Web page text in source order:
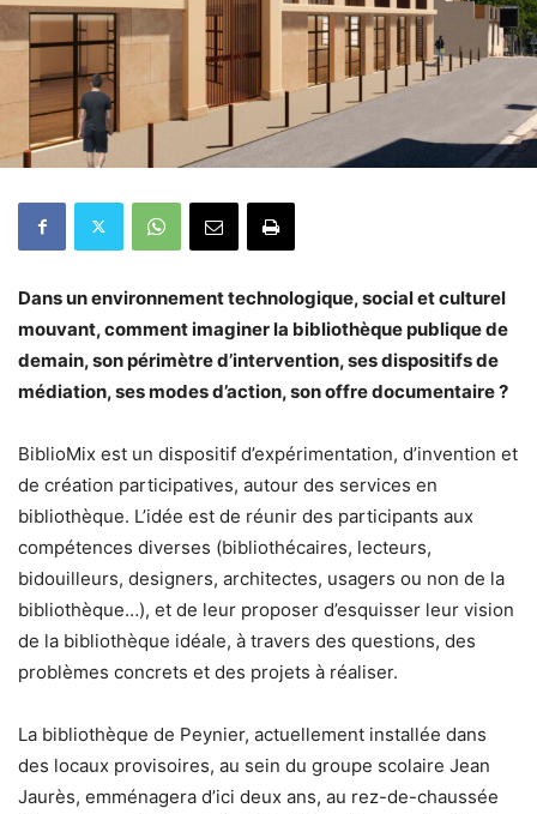
Dans un environnement technologique, social et culturel
mouvant, comment imaginer la bibliothèque publique de
demain, son périmètre d’intervention, ses dispositifs de
médiation, ses modes d’action, son offre documentaire ?
BiblioMix est un dispositif d’expérimentation, d’invention et
de création participatives, autour des services en
bibliothèque. L’idée est de réunir des participants aux
compétences diverses (bibliothécaires, lecteurs,
bidouilleurs, designers, architectes, usagers ou non de la
bibliothèque…), et de leur proposer d’esquisser leur vision
de la bibliothèque idéale, à travers des questions, des
problèmes concrets et des projets à réaliser.
La bibliothèque de Peynier, actuellement installée dans
des locaux provisoires, au sein du groupe scolaire Jean
Jaurès, emménagera d’ici deux ans, au rez-de-chaussée